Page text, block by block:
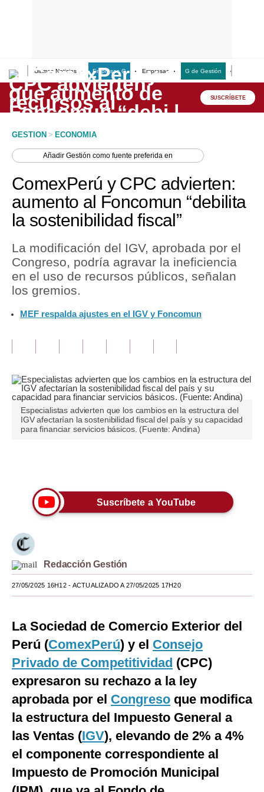
Últimas Noticias Empresas G Empresas G de Gestión
Lo último
Peru Quiosco
Economía
Mercados
Política
Tu Dinero
Finanzas Personales
Plus G
Opinión
Pregunta de hoy
Lujo
Moda
Estilos
México
España
Internacional
Club del Suscriptor
Mix
G de Gestión
SUSCRÍBETE
GESTION > ECONOMIA
AñadirGestión como fuente preferida en
ComexPerú y CPC advierten:
aumento al Foncomun “debilita
la sostenibilidad fiscal”
La modificación del IGV, aprobada por el
Congreso, podría agravar la ineficiencia
en el uso de recursos públicos, señalan
los gremios.
MEF respalda ajustes en el IGV y Foncomun
Especialistas advierten que los cambios en la estructura del
IGV afectarían la sostenibilidad fiscal del país y su capacidad
para financiar servicios básicos. (Fuente: Andina)
Suscríbete a YouTube
Redacción Gestión
27/05/2025 16H12- ACTUALIZADO A 27/05/2025 17H20
La Sociedad de Comercio Exterior del
Perú (ComexPerú) y el Consejo
Privado de Competitividad (CPC)
expresaron su rechazo a la ley
aprobada por el Congreso que modifica
la estructura del Impuesto General a
las Ventas (IGV), elevando de 2% a 4%
el componente correspondiente al
Impuesto de Promoción Municipal